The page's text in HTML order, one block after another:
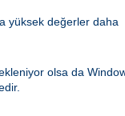
yüksek değerler daha
olsa da